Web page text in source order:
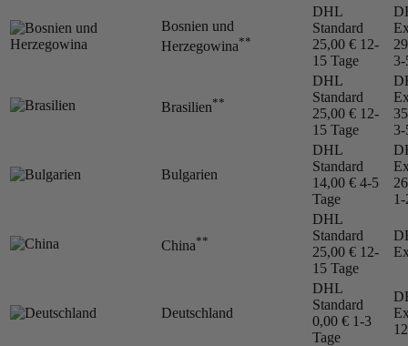
Bosnien und
Herzegowina**
DHL
Standard
25,00 € 12-
15 Tage
3-
Brasilien**
DHL
Standard
25,00 € 12-
15 Tage
3-
Bulgarien
DHL
Standard
14,00 € 4-5
Tage
1-
China**
DHL
Standard
25,00 € 12-
15 Tage
Deutschland
DHL
Standard
0,00 € 1-3
Tage